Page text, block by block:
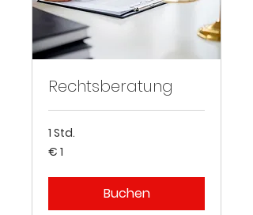
Rechtsberatung
1 Std.
1
Euro
€ 1
Buchen